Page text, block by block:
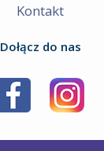
Kontakt
Dołącz do nas